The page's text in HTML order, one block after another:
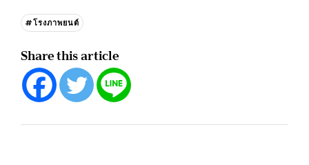
#โรงภาพยนต์
Share this article